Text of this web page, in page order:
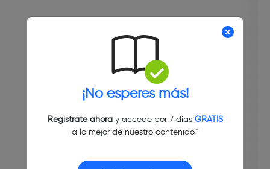
¡No esperes más!
Regístrate ahoray accede por 7 días GRATIS
a lo mejor de nuestro contenido."